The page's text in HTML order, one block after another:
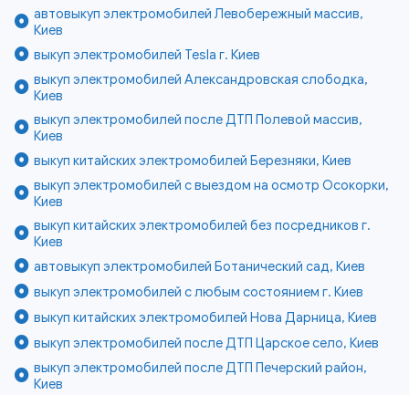
автовыкуп электромобилей Левобережный массив,
Киев
выкуп электромобилей Tesla г. Киев
выкуп электромобилей Александровская слободка,
Киев
выкуп электромобилей после ДТП Полевой массив,
Киев
выкуп китайских электромобилей Березняки, Киев
выкуп электромобилей с выездом на осмотр Осокорки,
Киев
выкуп китайских электромобилей без посредников г.
Киев
автовыкуп электромобилей Ботанический сад, Киев
выкуп электромобилей с любым состоянием г. Киев
выкуп китайских электромобилей Нова Дарница, Киев
выкуп электромобилей после ДТП Царское село, Киев
выкуп электромобилей после ДТП Печерский район,
Киев